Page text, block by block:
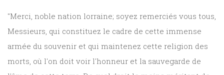
"Merci, noble nation lorraine; soyez remerciés vous tous,
Messieurs, qui constituez le cadre de cette immense
armée du souvenir et qui maintenez cette religion des
morts, où l'on doit voir l'honneur et la sauvegarde de